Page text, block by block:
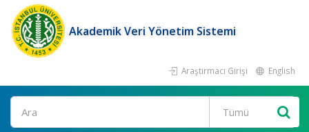
Akademik Veri Yönetim Sistemi
Araştırmacı Girişi English
Ara